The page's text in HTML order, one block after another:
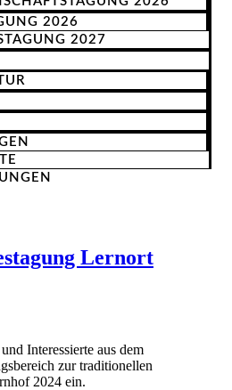
2026
2027
Lernort
Interessierte aus dem
zur traditionellen
2024 ein.